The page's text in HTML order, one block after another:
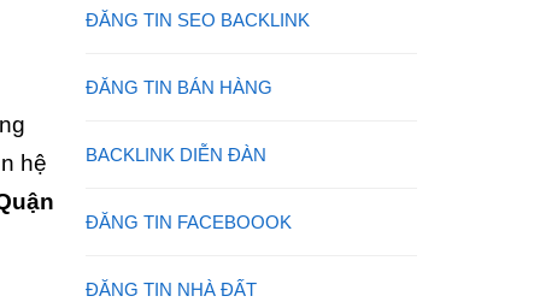
hệ
ĐĂNG TIN SEO BACKLINK
ĐĂNG TIN BÁN HÀNG
BACKLINK DIỄN ĐÀN
ĐĂNG TIN FACEBOOOK
ĐĂNG TIN NHÀ ĐẤT